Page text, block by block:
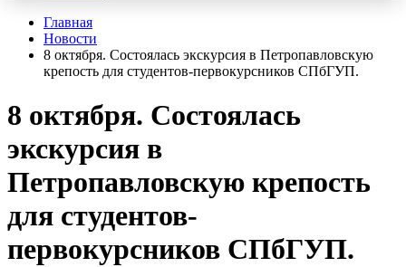
Главная
Новости
8 октября. Состоялась экскурсия в Петропавловскую
крепость для студентов-первокурсников СПбГУП.
8 октября. Состоялась
экскурсия в
Петропавловскую крепость
для студентов-
первокурсников СПбГУП.